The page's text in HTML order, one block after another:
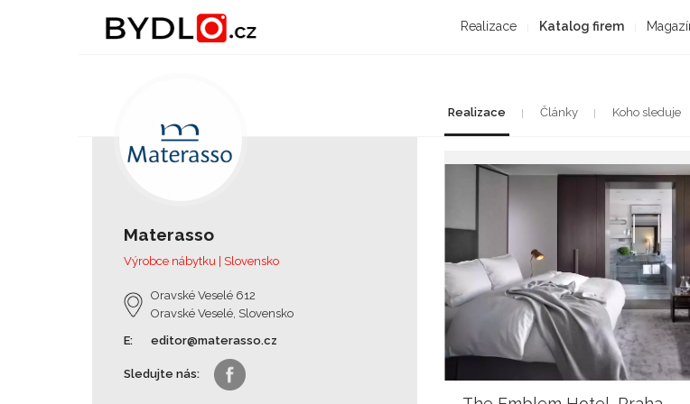
Realizace Katalog firem
Realizace Články Koho sleduje
Materasso
Výrobce nábytku | Slovensko
Oravské Veselé 612
Oravské Veselé, Slovensko
E:
editor@materasso.cz
Sledujte nás: